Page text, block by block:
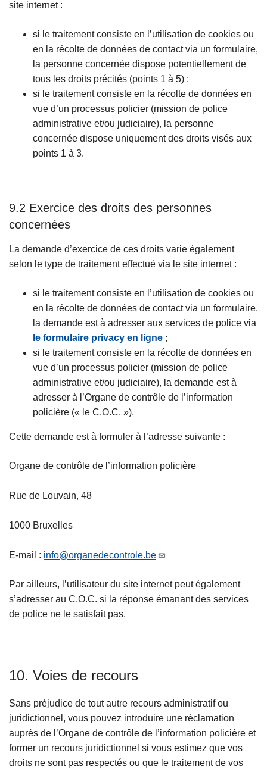
site internet :
si le traitement consiste en l’utilisation de cookies ou
en la récolte de données de contact via un formulaire,
la personne concernée dispose potentiellement de
tous les droits précités (points 1 à 5) ;
si le traitement consiste en la récolte de données en
vue d’un processus policier (mission de police
administrative et/ou judiciaire), la personne
concernée dispose uniquement des droits visés aux
points 1 à 3.
9.2 Exercice des droits des personnes
concernées
La demande d’exercice de ces droits varie également
selon le type de traitement effectué via le site internet :
si le traitement consiste en l’utilisation de cookies ou
en la récolte de données de contact via un formulaire,
la demande est à adresser aux services de police via
le formulaire privacy en ligne ;
si le traitement consiste en la récolte de données en
vue d’un processus policier (mission de police
administrative et/ou judiciaire), la demande est à
adresser à l’Organe de contrôle de l’information
policière (« le C.O.C. »).
Cette demande est à formuler à l’adresse suivante :
Organe de contrôle de l’information policière
Rue de Louvain, 48
1000 Bruxelles
E-mail : info@organedecontrole.be
Par ailleurs, l’utilisateur du site internet peut également
s’adresser au C.O.C. si la réponse émanant des services
de police ne le satisfait pas.
10. Voies de recours
Sans préjudice de tout autre recours administratif ou
juridictionnel, vous pouvez introduire une réclamation
auprès de l’Organe de contrôle de l’information policière et
former un recours juridictionnel si vous estimez que vos
droits ne sont pas respectés ou que le traitement de vos